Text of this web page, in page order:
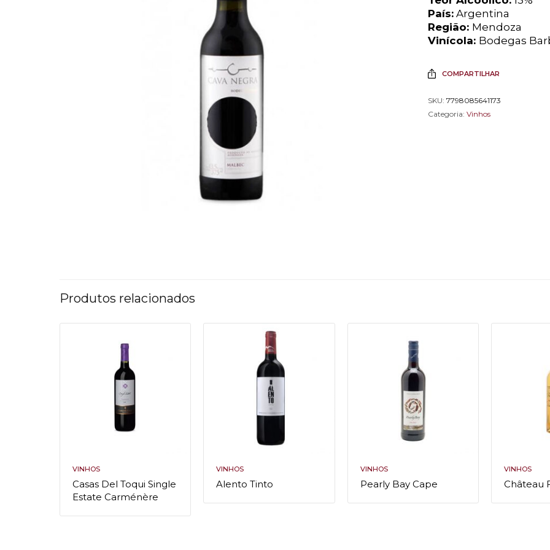
País: Argentina
Região: Mendoza
Vinícola: Bodegas
COMPARTILHAR
SKU: 7798085641173
Categoria: Vinhos
Produtos relacionados
VINHOS
Casas Del Toqui Single
Estate Carménère
VINHOS
Alento Tinto
VINHOS
Pearly Bay Cape
VINHOS
Château